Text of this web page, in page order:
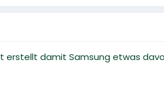
erstellt damit Samsung etwas